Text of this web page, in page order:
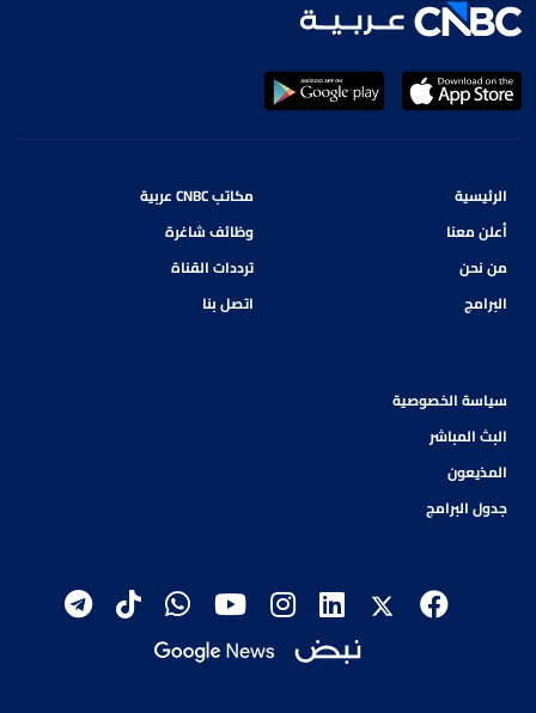
الرئيسية
أعلن معنا
من نحن
البرامج
مكاتب CNBC عربية
وظائف شاغرة
ترددات القناة
اتصل بنا
سياسة الخصوصية
البث المباشر
المذيعون
جدول البرامج